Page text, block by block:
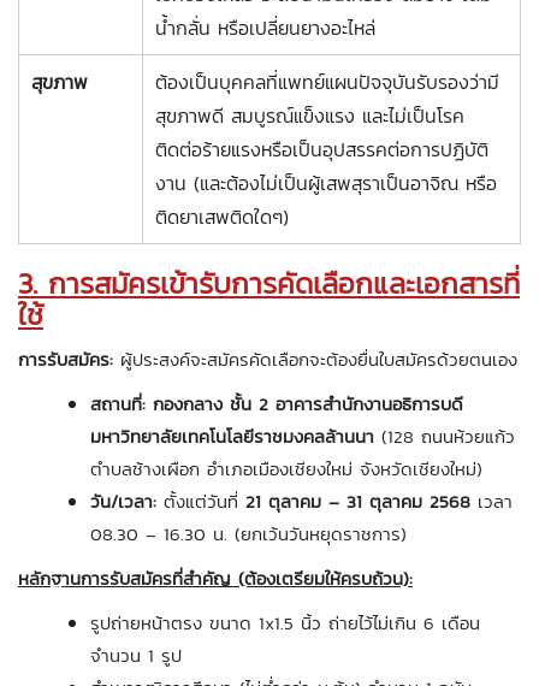
น้ำกลั่น หรือเปลี่ยนยางอะไหล่
สุขภาพ
ต้องเป็นบุคคลที่แพทย์แผนปัจจุบันรับรองว่ามี
สุขภาพดี สมบูรณ์แข็งแรง และไม่เป็นโรค
ติดต่อร้ายแรงหรือเป็นอุปสรรคต่อการปฏิบัติ
งาน (และต้องไม่เป็นผู้เสพสุราเป็นอาจิณ หรือ
ติดยาเสพติดใดๆ)
3. การสมัครเข้ารับการคัดเลือกและเอกสารที่
ใช้
การรับสมัคร: ผู้ประสงค์จะสมัครคัดเลือกจะต้องยื่นใบสมัครด้วยตนเอง
สถานที่: กองกลาง ชั้น 2 อาคารสำนักงานอธิการบดี
มหาวิทยาลัยเทคโนโลยีราชมงคลล้านนา (128 ถนนห้วยแก้ว
ตำบลช้างเผือก อำเภอเมืองเชียงใหม่ จังหวัดเชียงใหม่)
วัน/เวลา: ตั้งแต่วันที่ 21 ตุลาคม – 31 ตุลาคม 2568 เวลา
08.30 – 16.30 น. (ยกเว้นวันหยุดราชการ)
หลักฐานการรับสมัครที่สำคัญ (ต้องเตรียมให้ครบถ้วน):
รูปถ่ายหน้าตรง ขนาด 1x1.5 นิ้ว ถ่ายไว้ไม่เกิน 6 เดือน
จำนวน 1 รูป